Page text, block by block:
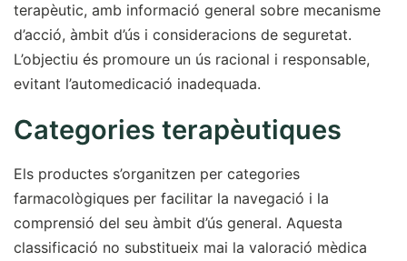
terapèutic, amb informació general sobre mecanisme
d’acció, àmbit d’ús i consideracions de seguretat.
L’objectiu és promoure un ús racional i responsable,
evitant l’automedicació inadequada.
Categories terapèutiques
Els productes s’organitzen per categories
farmacològiques per facilitar la navegació i la
comprensió del seu àmbit d’ús general. Aquesta
classificació no substitueix mai la valoració mèdica